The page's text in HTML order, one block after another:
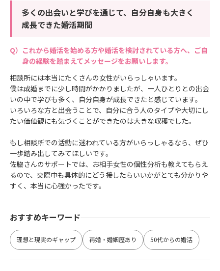
多くの出会いと学びを通じて、自分自身も大きく
成長できた婚活期間
これから婚活を始める方や婚活を検討されている方へ、ご自
身の経験を踏まえてメッセージをお願いします。
相談所には本当にたくさんの女性がいらっしゃいます。
僕は成婚までに少し時間がかかりましたが、一人ひとりとの出会
いの中で学びも多く、自分自身が成長できたと感じています。
いろいろな方と出会うことで、自分に合う人のタイプや大切にし
たい価値観にも気づくことができたのは大きな収穫でした。
もし相談所での活動に迷われている方がいらっしゃるなら、ぜひ
一歩踏み出してみてほしいです。
佐脇さんのサポートでは、お相手女性の個性分析も教えてもらえ
るので、交際中も具体的にどう接したらいいかがとても分かりや
すく、本当に心強かったです。
おすすめキーワード
理想と現実のギャップ 再婚・婚姻歴あり 50代からの婚活